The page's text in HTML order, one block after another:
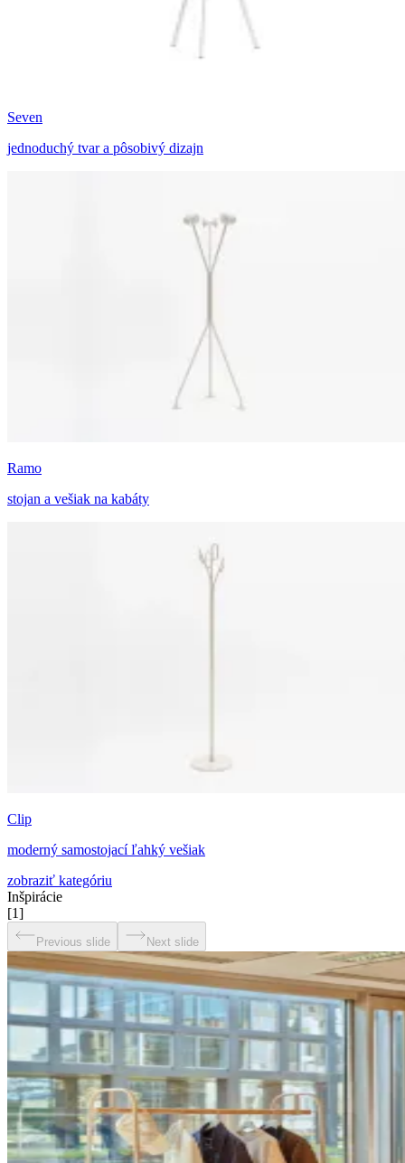
Seven
jednoduchý tvar a pôsobivý dizajn
Ramo
stojan a vešiak na kabáty
Clip
moderný samostojací ľahký vešiak
zobraziť kategóriu
Inšpirácie
[1]
Previous slide Next slide